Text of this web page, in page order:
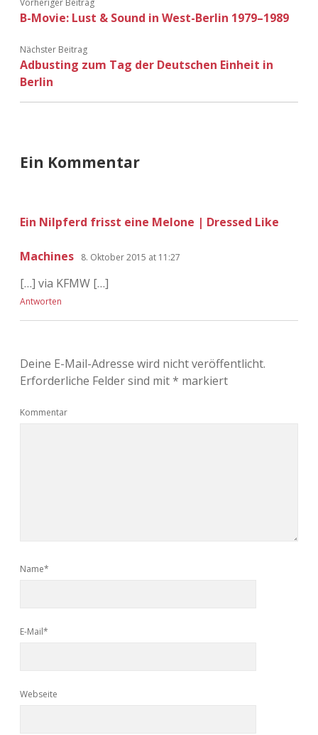
Adventskalender 2022
Vorheriger Beitrag
B-Movie: Lust & Sound in West-Berlin 1979–1989
Nächster Beitrag
Adbusting zum Tag der Deutschen Einheit in
Berlin
Ein Kommentar
Ein Nilpferd frisst eine Melone | Dressed Like
Machines 8. Oktober 2015 at 11:27
[…] via KFMW […]
Antworten
Deine E-Mail-Adresse wird nicht veröffentlicht.
Erforderliche Felder sind mit* markiert
Kommentar
Name*
E-Mail*
Webseite